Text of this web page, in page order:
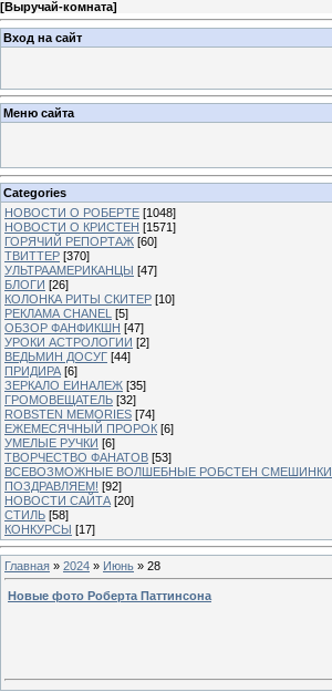
[Выручай-комната]
Вход на сайт
Меню сайта
Categories
НОВОСТИ О РОБЕРТЕ [1048]
НОВОСТИ О КРИСТЕН [1571]
ГОРЯЧИЙ РЕПОРТАЖ [60]
ТВИТТЕР [370]
УЛЬТРААМЕРИКАНЦЫ [47]
БЛОГИ [26]
КОЛОНКА РИТЫ СКИТЕР [10]
РЕКЛАМА CHANEL [5]
ОБЗОР ФАНФИКШН [47]
УРОКИ АСТРОЛОГИИ [2]
ВЕДЬМИН ДОСУГ [44]
ПРИДИРА [6]
ЗЕРКАЛО ЕИНАЛЕЖ [35]
ГРОМОВЕЩАТЕЛЬ [32]
ROBSTEN MEMORIES [74]
ЕЖЕМЕСЯЧНЫЙ ПРОРОК [6]
УМЕЛЫЕ РУЧКИ [6]
ТВОРЧЕСТВО ФАНАТОВ [53]
ВСЕВОЗМОЖНЫЕ ВОЛШЕБНЫЕ РОБСТЕН СМЕШИНКИ
ПОЗДРАВЛЯЕМ! [92]
НОВОСТИ САЙТА [20]
СТИЛЬ [58]
КОНКУРСЫ [17]
Главная » 2024 » Июнь » 28
Новые фото Роберта Паттинсона